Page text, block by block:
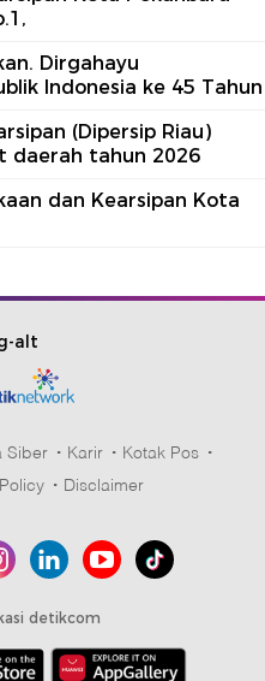
Dirgahayu
Indonesia ke 45 Tahun
(Dipersip Riau)
daerah tahun 2026
dan Kearsipan Kota
Siber Karir
Kotak Pos
Disclaimer
detikcom